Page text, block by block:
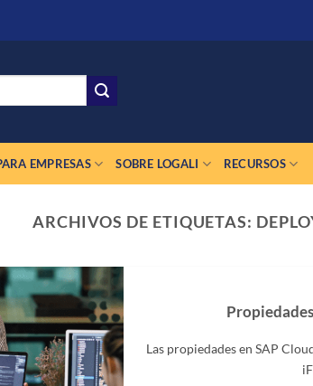
EMPRESAS SOBRE LOGALI RECURSOS
ARCHIVOS DE ETIQUETAS:
Las propiedades en SAP